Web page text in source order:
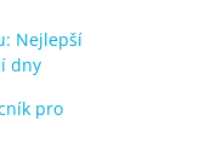
Nejlepší
dny
pro